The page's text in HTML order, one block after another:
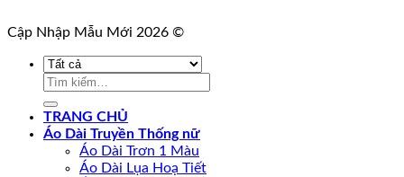
Cập Nhập Mẫu Mới 2026 ©
Tìm
TRANG CHỦ
Áo Dài Truyền Thống nữ
Áo Dài Trơn 1 Màu
Áo Dài Lụa Hoạ Tiết